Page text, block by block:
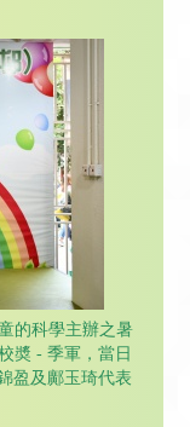
的科學主辦之暑
奬 - 季軍，當日
盈及鄺玉琦代表